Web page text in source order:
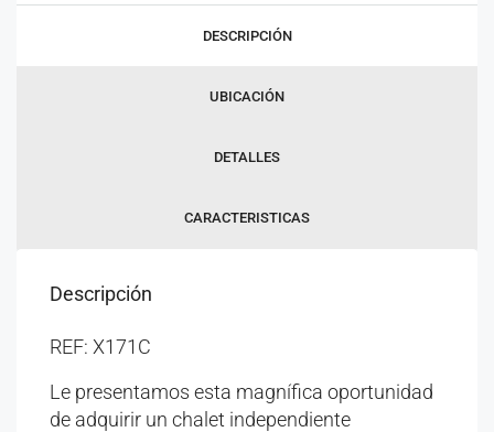
DESCRIPCIÓN
UBICACIÓN
DETALLES
CARACTERISTICAS
Descripción
REF: X171C
Le presentamos esta magnífica oportunidad
de adquirir un chalet independiente